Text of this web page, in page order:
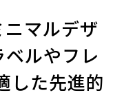
マルデザ
ルやフレ
した先進的